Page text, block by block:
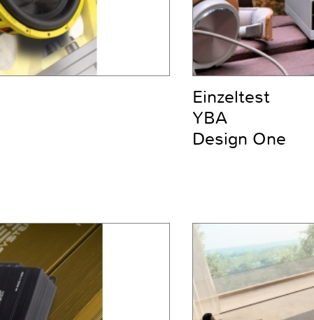
Einzeltest
YBA
Design One